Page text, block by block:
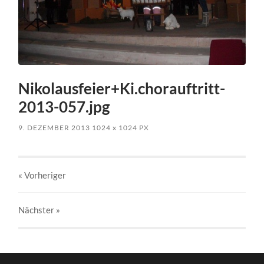
Nikolausfeier+Ki.chorauftritt-
2013-057.jpg
9. DEZEMBER 2013 1024x 1024 PX
« Vorheriger
Nächster »